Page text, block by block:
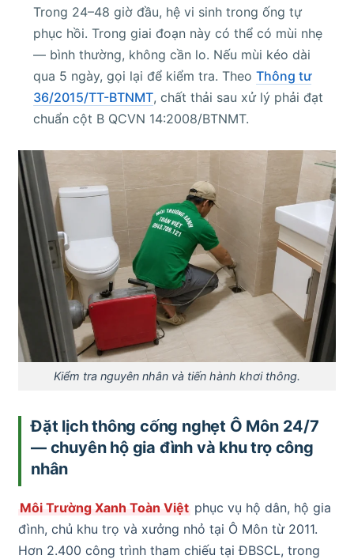
Trong 24–48 giờ đầu, hệ vi sinh trong ống tự
phục hồi. Trong giai đoạn này có thể có mùi nhẹ
— bình thường, không cần lo. Nếu mùi kéo dài
qua 5 ngày, gọi lại để kiểm tra. Theo Thông tư
36/2015/TT-BTNMT, chất thải sau xử lý phải đạt
chuẩn cột B QCVN 14:2008/BTNMT.
Kiểm tra nguyên nhân và tiến hành khơi thông.
Đặt lịch thông cống nghẹt Ô Môn 24/7
— chuyên hộ gia đình và khu trọ công
nhân
Môi Trường Xanh Toàn Việt phục vụ hộ dân, hộ gia
đình, chủ khu trọ và xưởng nhỏ tại Ô Môn từ 2011.
Hơn 2.400 công trình tham chiếu tại ĐBSCL, trong